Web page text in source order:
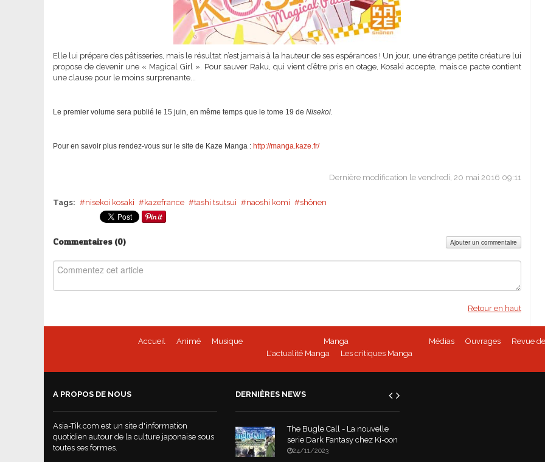
Elle lui prépare des pâtisseries, mais le résultat n’est jamais à la hauteur de ses espérances ! Un jour, une étrange petite créature lui
propose de devenir une « Magical Girl ». Pour sauver Raku, qui vient d’être pris en otage, Kosaki accepte, mais ce pacte contient
une clause pour le moins surprenante...
Le premier volume sera publié le 15 juin, en même temps que le tome 19 de Nisekoi.
Pour en savoir plus rendez-vous sur le site de Kaze Manga : http://manga.kaze.fr/
Dernière modification le vendredi, 20 mai 2016 09:11
Tags: nisekoi kosaki kazefrance tashi tsutsui naoshi komi shônen
Commentaires (0) Ajouter un commentaire
Retour en haut
Accueil Animé Musique
Manga
L'actualité Manga
Les critiques Manga
Médias Ouvrages Revue
A PROPOS DE NOUS
Asia-Tik.com est un site d'information
quotidien autour de la culture japonaise sous
toutes ses formes.
DERNIÈRES NEWS
The Bugle Call - La nouvelle
serie Dark Fantasy chez Ki-oon
24/11/2023